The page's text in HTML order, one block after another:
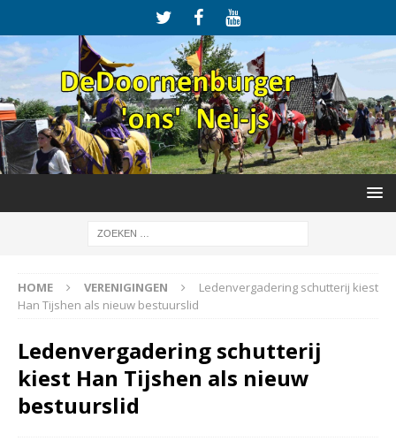
HOME VERENIGINGEN
Ledenvergadering schutterij kiest
Han Tijshen als nieuw bestuurslid
Ledenvergadering schutterij
kiest Han Tijshen als nieuw
bestuurslid